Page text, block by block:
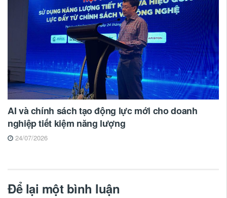
AI và chính sách tạo động lực mới cho doanh
nghiệp tiết kiệm năng lượng
24/07/2026
Để lại một bình luận